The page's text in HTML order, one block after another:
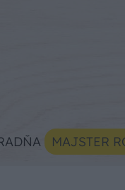
MAJSTER